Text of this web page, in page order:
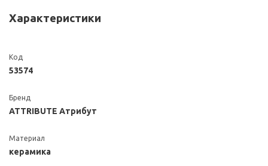
Характеристики
Код
53574
Бренд
ATTRIBUTE Атрибут
Материал
керамика